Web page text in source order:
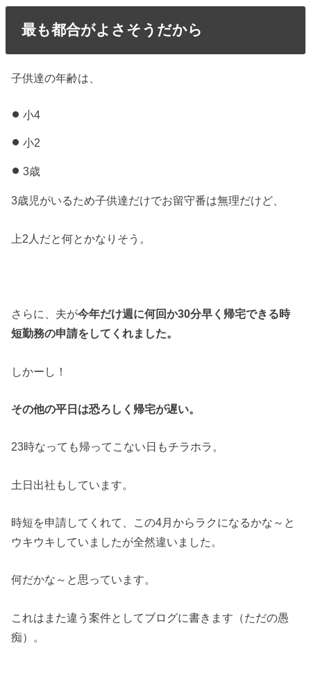
最も都合がよさそうだから
子供達の年齢は、
小4
小2
3歳
3歳児がいるため子供達だけでお留守番は無理だけど、
上2人だと何とかなりそう。
さらに、夫が今年だけ週に何回か30分早く帰宅できる時
短勤務の申請をしてくれました。
しかーし！
その他の平日は恐ろしく帰宅が遅い。
23時なっても帰ってこない日もチラホラ。
土日出社もしています。
時短を申請してくれて、この4月からラクになるかな～と
ウキウキしていましたが全然違いました。
何だかな～と思っています。
これはまた違う案件としてブログに書きます（ただの愚
痴）。